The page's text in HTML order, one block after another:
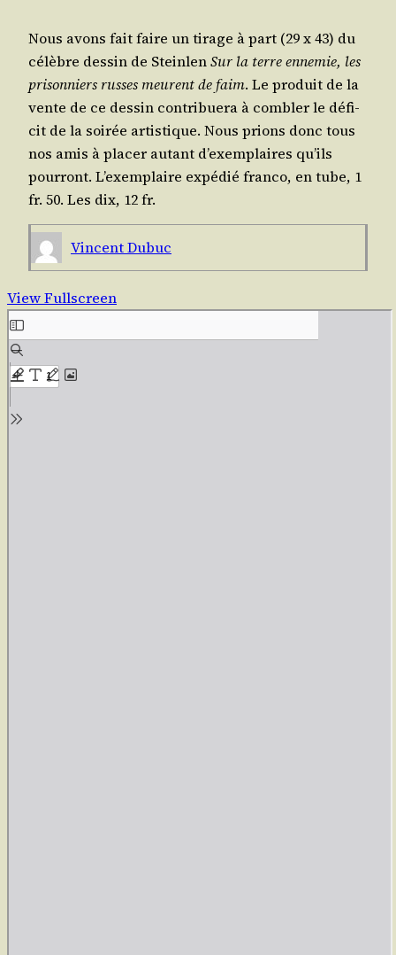
Nous avons fait faire un tirage à part (29 x 43) du
célèbre des­sin de Stein­lenSur la terre enne­mie, les
pri­son­niers russes meurent de faim. Le pro­duit de la
vente de ce des­sin contri­bue­ra à com­bler le défi­
cit de la soi­rée artis­tique. Nous prions donc tous
nos amis à pla­cer autant d’exemplaires qu’ils
pour­ront. L’exemplaire expé­dié fran­co, en tube, 1
fr. 50. Les dix, 12 fr.
Vincent Dubuc
View Fullscreen